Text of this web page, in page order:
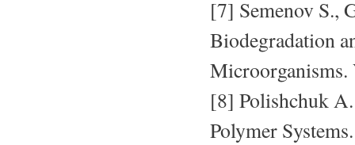
[7] Semenov S.,
Biodegradation
Microorganisms.
[8] Polishchuk
Polymer